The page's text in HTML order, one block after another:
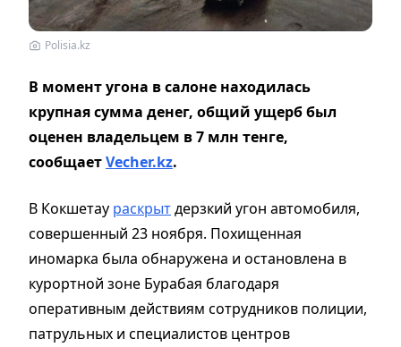
Polisia.kz
В момент угона в салоне находилась
крупная сумма денег, общий ущерб был
оценен владельцем в 7 млн тенге,
сообщаетVecher.kz.
В Кокшетау раскрытдерзкий угон автомобиля,
совершенный 23 ноября. Похищенная
иномарка была обнаружена и остановлена в
курортной зоне Бурабая благодаря
оперативным действиям сотрудников полиции,
патрульных и специалистов центров